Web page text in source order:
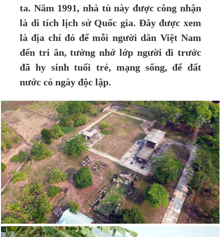
ta. Năm 1991, nhà tù này được công nhận
là di tích lịch sử Quốc gia. Đây được xem
là địa chỉ đỏ để mỗi người dân Việt Nam
đến tri ân, tưởng nhớ lớp người đi trước
đã hy sinh tuổi trẻ, mạng sống, để đất
nước có ngày độc lập.